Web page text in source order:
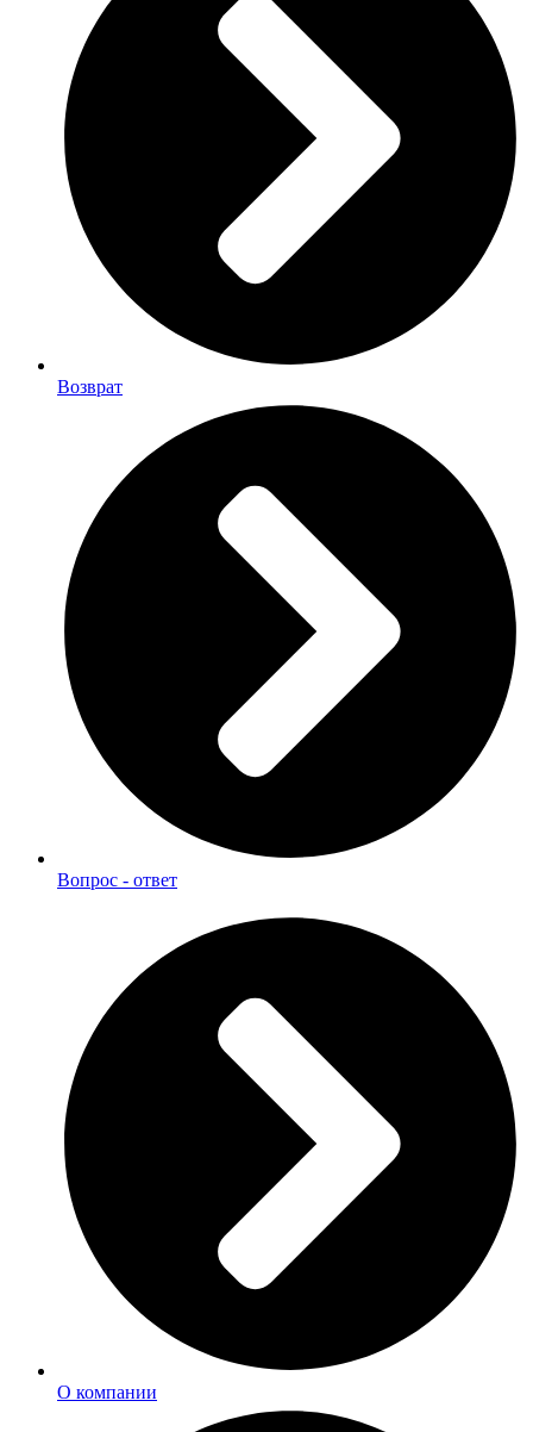
Возврат
Вопрос - ответ
О компании